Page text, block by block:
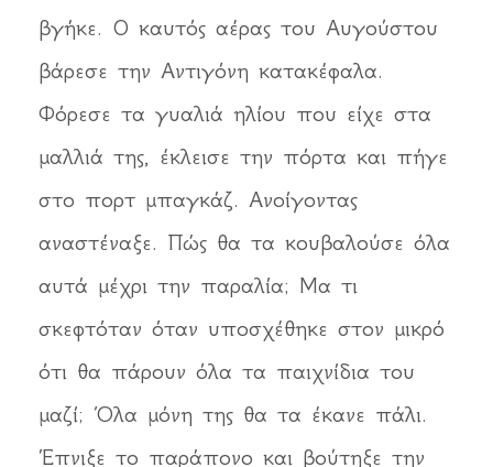
βγήκε. Ο καυτός αέρας του Αυγούστου
βάρεσε την Αντιγόνη κατακέφαλα.
Φόρεσε τα γυαλιά ηλίου που είχε στα
μαλλιά της, έκλεισε την πόρτα και πήγε
στο πορτ μπαγκάζ. Ανοίγοντας
αναστέναξε. Πώς θα τα κουβαλούσε όλα
αυτά μέχρι την παραλία; Μα τι
σκεφτόταν όταν υποσχέθηκε στον μικρό
ότι θα πάρουν όλα τα παιχνίδια του
μαζί; Όλα μόνη της θα τα έκανε πάλι.
Έπνιξε το παράπονο και βούτηξε την